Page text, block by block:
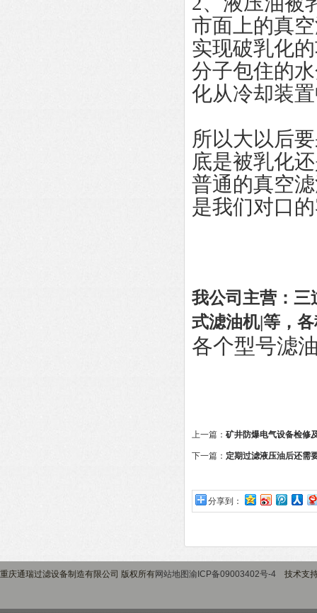
市面上的真
实现破乳化
分子包住的
化从冷却装
所以大以后
底是被乳化
普通的真空
是我们对口
我公司主营： 三
式滤油机|等，
各个型号滤
上一篇： 矿井防爆电气设备检修
下一篇： 定期过滤液压油后还需
分享到：
重庆通瑞过滤设备制造有限公司 版权所有网站地图渝ICP备09003402号-4 技术支